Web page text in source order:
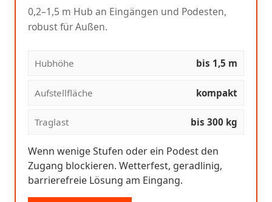
0,2–1,5 m Hub an Eingängen und Podesten,
robust für Außen.
Hubhöhe bis 1,5 m
Aufstellfläche kompakt
Traglast bis 300 kg
Wenn wenige Stufen oder ein Podest den
Zugang blockieren. Wetterfest, geradlinig,
barrierefreie Lösung am Eingang.